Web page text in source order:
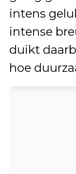
intens
intense
duikt
hoe